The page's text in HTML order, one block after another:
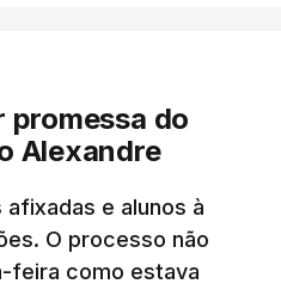
promessa do
Alexandre
e alunos à
O processo não
feira como estava